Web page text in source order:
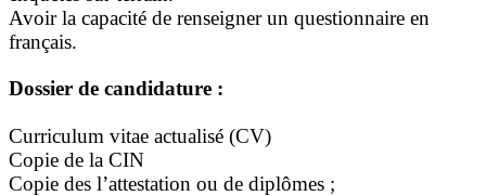
Avoir la capacité de renseigner un questionnaire en
français.
Dossier de candidature :
Curriculum vitae actualisé (CV)
Copie de la CIN
Copie des l’attestation ou de diplômes ;